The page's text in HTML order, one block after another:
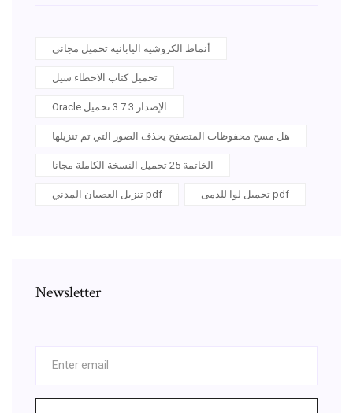
أنماط الكروشيه اليابانية تحميل مجاني
تحميل كتاب الاخطاء سيل
Oracle الإصدار 7.3 3 تحميل
هل مسح محفوظات المتصفح يحذف الصور التي تم تنزيلها
الخاتمة 25 تحميل النسخة الكاملة مجانا
تنزيل العصيان المدني pdf تحميل لوا للدمى pdf
Newsletter